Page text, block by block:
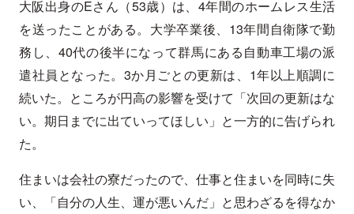
大阪出身のEさん（53歳）は、4年間のホームレス生活
を送ったことがある。大学卒業後、13年間自衛隊で勤
務し、40代の後半になって群馬にある自動車工場の派
遣社員となった。3か月ごとの更新は、1年以上順調に
続いた。ところが円高の影響を受けて「次回の更新はな
い。期日までに出ていってほしい」と一方的に告げられ
た。
住まいは会社の寮だったので、仕事と住まいを同時に失
い、「自分の人生、運が悪いんだ」と思わざるを得なか